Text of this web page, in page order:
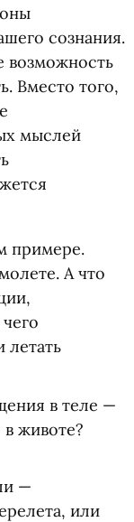
сознания.
возможность
Вместо того,
мыслей
примере.
А что
летать
в теле —
животе?
—
или